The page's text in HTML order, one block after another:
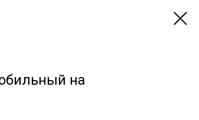
на